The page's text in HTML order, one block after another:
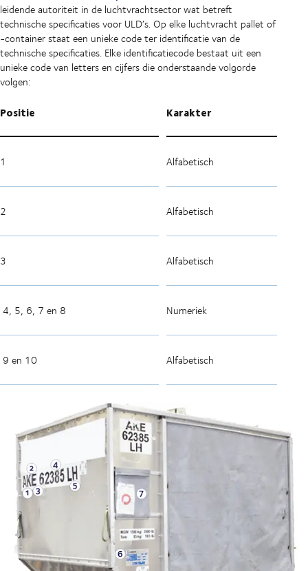
leidende autoriteit in de luchtvrachtsector wat betreft
technische specificaties voor ULD’s. Op elke luchtvracht pallet of
-container staat een unieke code ter identificatie van de
technische specificaties. Elke identificatiecode bestaat uit een
unieke code van letters en cijfers die onderstaande volgorde
volgen:
Positie Karakter
1 Alfabetisch
2 Alfabetisch
3 Alfabetisch
4, 5, 6, 7 en 8 Numeriek
9 en 10 Alfabetisch